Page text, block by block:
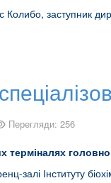
Колибо, заступник
Перегляди: 256
залі Інституту